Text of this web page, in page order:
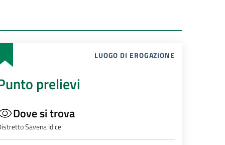
LUOGO DI EROGAZIONE
prelievi
Dove si trova
Savena Idice